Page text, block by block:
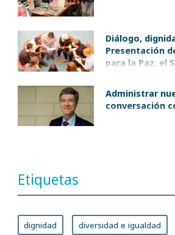
Diálogo,
Presentación
para la Paz, el
Administrar
conversación
Etiquetas
dignidad diversidad e igualdad